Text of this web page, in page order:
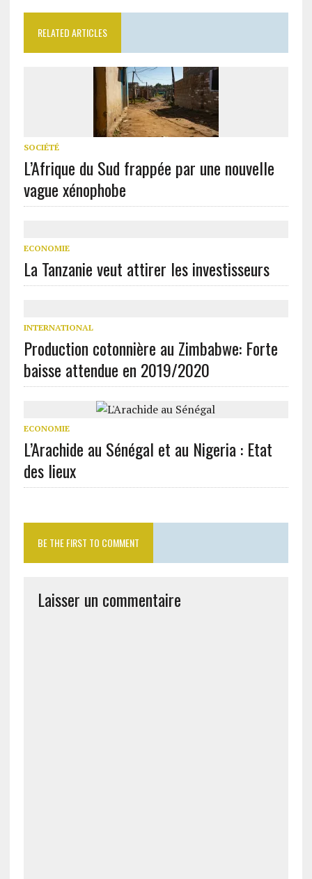
RELATED ARTICLES
SOCIÉTÉ
L’Afrique du Sud frappée par une nouvelle
vague xénophobe
ECONOMIE
La Tanzanie veut attirer les investisseurs
INTERNATIONAL
Production cotonnière au Zimbabwe: Forte
baisse attendue en 2019/2020
ECONOMIE
L’Arachide au Sénégal et au Nigeria : Etat
des lieux
BE THE FIRST TO COMMENT
Laisser un commentaire